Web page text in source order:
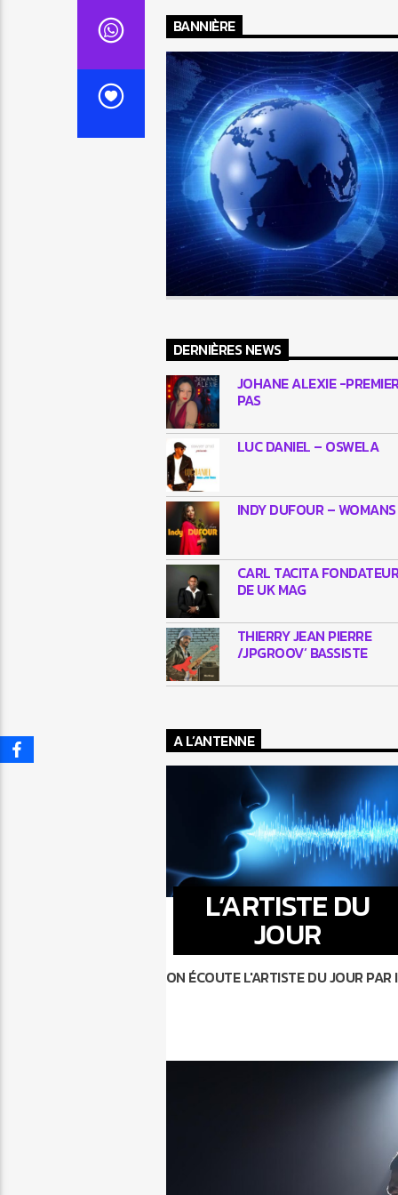
BANNIÈRE
DERNIÈRES NEWS
JOHANE ALEXIE -
PAS
LUC DANIEL – OSWELA
INDY DUFOUR – WOMANS
CARL TACITA
DE UK MAG
THIERRY JEAN PIERRE
/JPGROOV’ BASSISTE
A L’ANTENNE
L’ARTISTE DU
JOUR
ON ÉCOUTE L'ARTISTE DU JOUR PAR